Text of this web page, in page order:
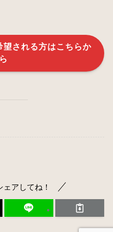
される方はこちらか
ら
アしてね！